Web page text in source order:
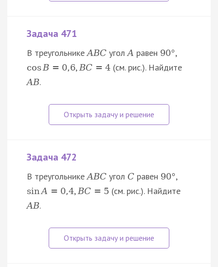
Задача 471
В треугольникеABC уголA равен 90°,
cosB = 0,6,BC = 4 (см. рис.). Найдите
AB.
Задача 472
В треугольникеABC угол C равен 90°,
sinA = 0,4,BC = 5 (см. рис.). Найдите
AB.